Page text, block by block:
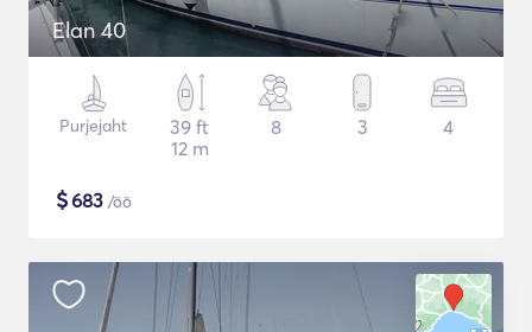
Elan 40
Purjejaht
39 ft
12 m
8 3 4
$683 /öö